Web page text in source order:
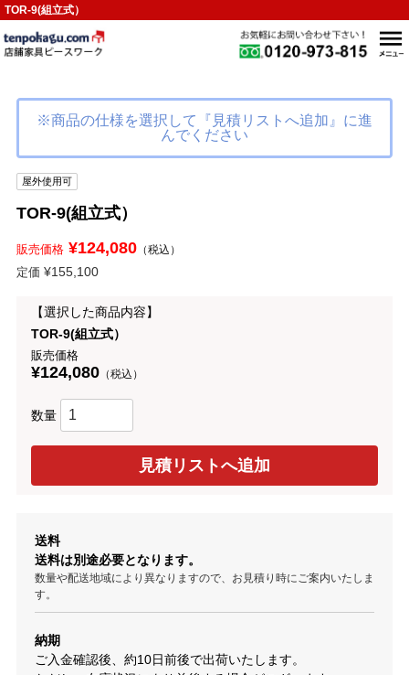
TOR-9(組立式）
※商品の仕様を選択して『見積リストへ追加』に進
んでください
屋外使用可
TOR-9(組立式）
販売価格¥124,080（税込）
定価 ¥155,100
【選択した商品内容】
TOR-9(組立式）
販売価格
¥124,080（税込）
数量
送料
送料は別途必要となります。
数量や配送地域により異なりますので、お見積り時にご案内いたしま
す。
納期
ご入金確認後、約10日前後で出荷いたします。